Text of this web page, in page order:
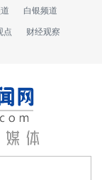
白银频道
点 财经观察